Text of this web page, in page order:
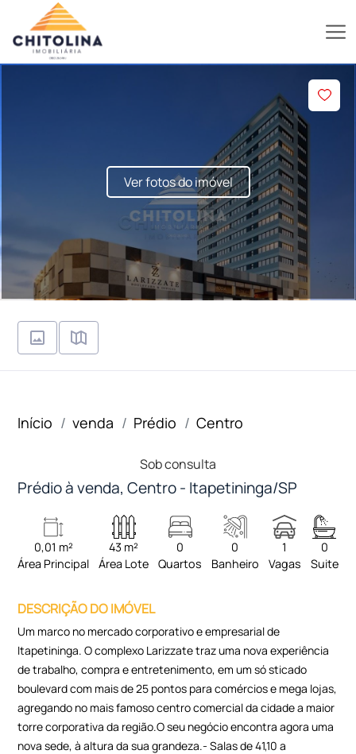
Ver fotos do imóvel
Início venda Prédio Centro
Sob consulta
Prédio à venda, Centro - Itapetininga/SP
0,01 m²
Área Principal
43 m²
Área Lote
0
Quartos
0
Banheiro
1
Vagas
0
Suite
DESCRIÇÃO DO IMÓVEL
Um marco no mercado corporativo e empresarial de
Itapetininga. O complexo Larizzate traz uma nova experiência
de trabalho, compra e entretenimento, em um só sticado
boulevard com mais de 25 pontos para comércios e mega lojas,
agregando no mais famoso centro comercial da cidade a maior
torre corporativa da região.O seu negócio encontra agora uma
nova sede, à altura da sua grandeza.- Salas de 41,10 a